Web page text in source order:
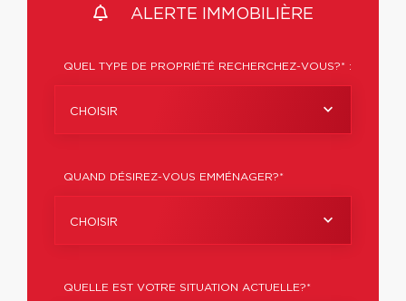
ALERTE IMMOBILIÈRE
QUEL TYPE DE PROPRIÉTÉ RECHERCHEZ-VOUS?* :
CHOISIR
QUAND DÉSIREZ-VOUS EMMÉNAGER?*
CHOISIR
QUELLE EST VOTRE SITUATION ACTUELLE?*